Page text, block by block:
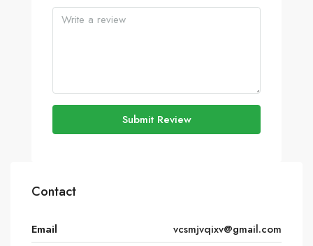
Submit Review
Contact
Email
vcsmjvqixv@gmail.com